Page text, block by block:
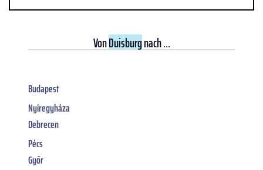
VonDuisburgnach ...
Budapest
Nyíregyháza
Debrecen
Pécs
Győr